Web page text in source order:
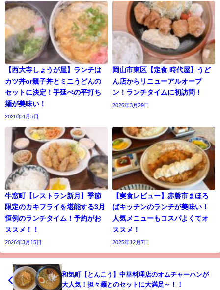
【西大寺しょうが屋】ランチは
カツ丼or親子丼とミニうどんの
セットに決定！手延べの平打ち
麺が美味い！
2026年4月5日
岡山市東区【定食 時代屋】うど
ん店からリニューアルオープ
ン！ランチタイムに初訪問！
2026年3月29日
牛窓町【レストラン新月】季節
限定のカキフライを堪能する3月
恒例のランチタイム！予約がお
ススメ！！
2026年3月15日
【実食レビュー】赤磐市まほろ
ばキッチンのランチが美味い！
人気メニューもコスパよくてオ
ススメ！
2025年12月7日
和気町【とんこう】中華料理店のオムチャーハンが
大人気！担々麺とのセットに大満足～！！